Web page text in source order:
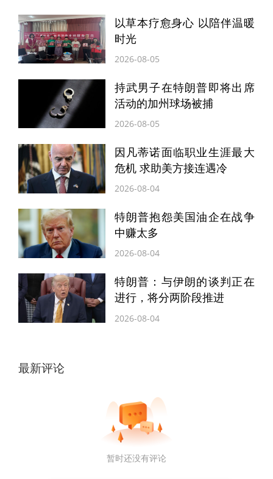
以草本疗愈身心 以陪伴温暖
时光
2026-08-05
持武男子在特朗普即将出席
活动的加州球场被捕
2026-08-05
因凡蒂诺面临职业生涯最大
危机 求助美方接连遇冷
2026-08-04
特朗普抱怨美国油企在战争
中赚太多
2026-08-04
特朗普：与伊朗的谈判正在
进行，将分两阶段推进
2026-08-04
最新评论
暂时还没有评论